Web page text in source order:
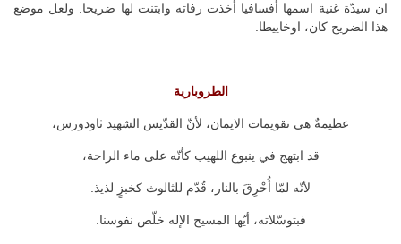
ان سيدّة غنية اسمها أفسافيا أخذت رفاته وابتنت لها ضريحا. ولعل موضع
هذا الضريح كان، اوخاييطا.
الطروبارية
عظيمةٌ هي تقويمات الايمان، لأنّ القدّيس الشهيد ثاودورس،
قد ابتهج في ينبوع اللهيب كأنّه على ماء الراحة،
لأنّه لمّا أُحْرِقَ بالنار، قُدّم للثالوث كخبزٍ لذيذ.
فبتوسّلاته، أيّها المسيح الإله خلّص نفوسنا.